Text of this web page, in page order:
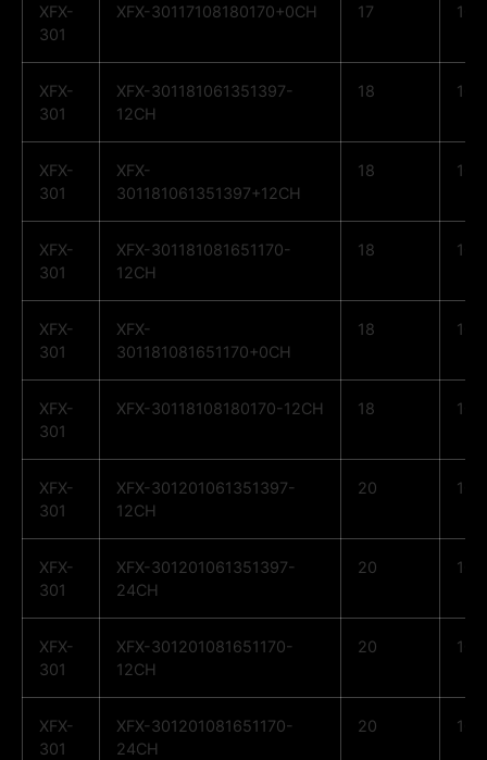
XFX-
301
XFX-30117108180170+0CH 17 10
XFX-
301
XFX-301181061351397-
12CH
18 10
XFX-
301
XFX-
301181061351397+12CH
18 10
XFX-
301
XFX-301181081651170-
12CH
18 10
XFX-
301
XFX-
301181081651170+0CH
18 10
XFX-
301
XFX-30118108180170-12CH 18 10
XFX-
301
XFX-301201061351397-
12CH
20 10
XFX-
301
XFX-301201061351397-
24CH
20 10
XFX-
301
XFX-301201081651170-
12CH
20 10
XFX-
301
XFX-301201081651170-
24CH
20 10